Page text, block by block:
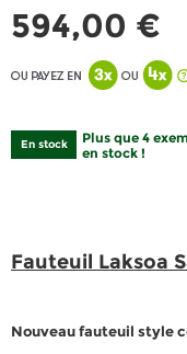
594,00 €
En stock
Plus que 4
en stock !
Fauteuil Laksoa
Nouveau fauteuil style